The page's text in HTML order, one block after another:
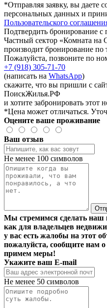
*Отправляя заявку, вы даете
персональных данных и
Пользовательского
Подтвердить бронирование с
Частный сектор «Комната на
производит бронирование по
Пожалуйста, позвоните по
+7 (918) 305-71-70
(написать на WhatsApp)
скажите, что вы пришли с
ПоискЖилья.РФ
и хотите забронировать этот
*Цена может отличаться.
Оцените ваше проживание
Ваш отзыв
Не менее 100 символов
Мы стремимся сделать наш
как для владельцев
у вас есть жалобы на этот
пожалуйста, сообщите нам
примем меры!
Укажите ваш E-mail
Не менее 50 символов